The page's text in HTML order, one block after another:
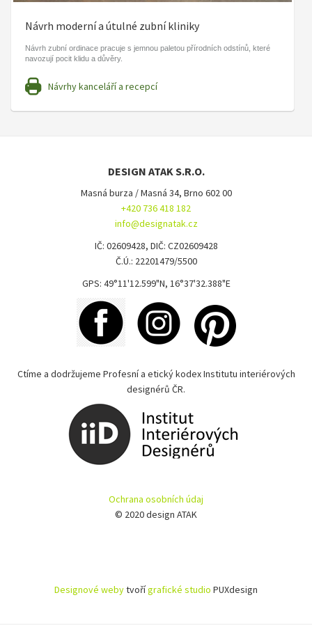
Návrh moderní a útulné zubní kliniky
Návrh zubní ordinace pracuje s jemnou paletou přírodních odstínů, které
navozují pocit klidu a důvěry.
Návrhy kanceláří a recepcí
DESIGN ATAK S.R.O.
Masná burza / Masná 34, Brno 602 00
+420 736 418 182
info@designatak.cz
IČ: 02609428, DIČ: CZ02609428
Č.Ú.: 22201479/5500
GPS: 49°11'12.599"N, 16°37'32.388"E
Ctíme a dodržujeme Profesní a etický kodex Institutu interiérových
designérů ČR.
Ochrana osobních údaj
© 2020 design ATAK
Designové webytvořígrafické studio PUXdesign